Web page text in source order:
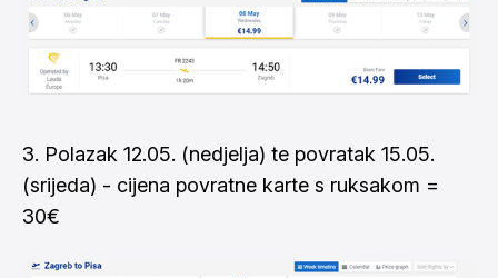
Polazak 12.05. (nedjelja) te povratak 15.05.
(srijeda) - cijena povratne karte s ruksakom =
30€